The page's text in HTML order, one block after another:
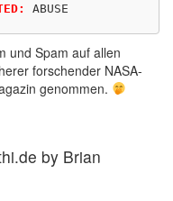
ABUSE
und Spam auf allen
forschender NASA-
genommen.
by Brian